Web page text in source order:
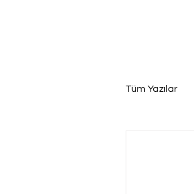
Tüm Yazılar